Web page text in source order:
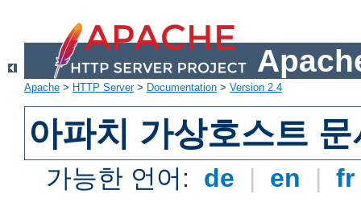
Apache > HTTP Server> Documentation > Version 2.4
아파치 가상호스트 문
가능한 언어: de | en |